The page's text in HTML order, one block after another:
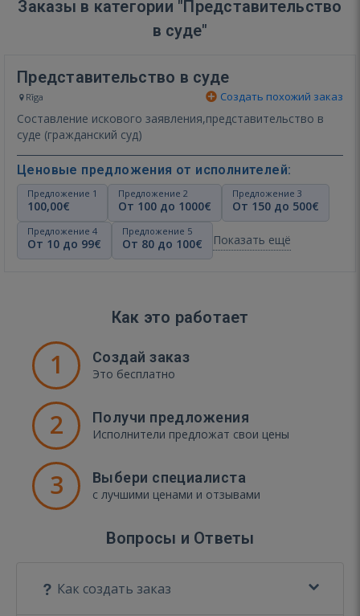
Заказы в категории "Представительство
в суде"
Представительство в суде
Rīga Создать похожий заказ
Составление искового заявления,представительство в
суде (гражданский суд)
Ценовые предложения от исполнителей:
Предложение 1
100,00€
Предложение 2
От 100 до 1000€
Предложение 3
От 150 до 500€
Предложение 4
От 10 до 99€
Предложение 5
От 80 до 100€ Показать ещё
Как это работает
1 Создай заказ
Это бесплатно
2 Получи предложения
Исполнители предложат свои цены
3 Выбери специалиста
с лучшими ценами и отзывами
Вопросы и Ответы
Как создать заказ